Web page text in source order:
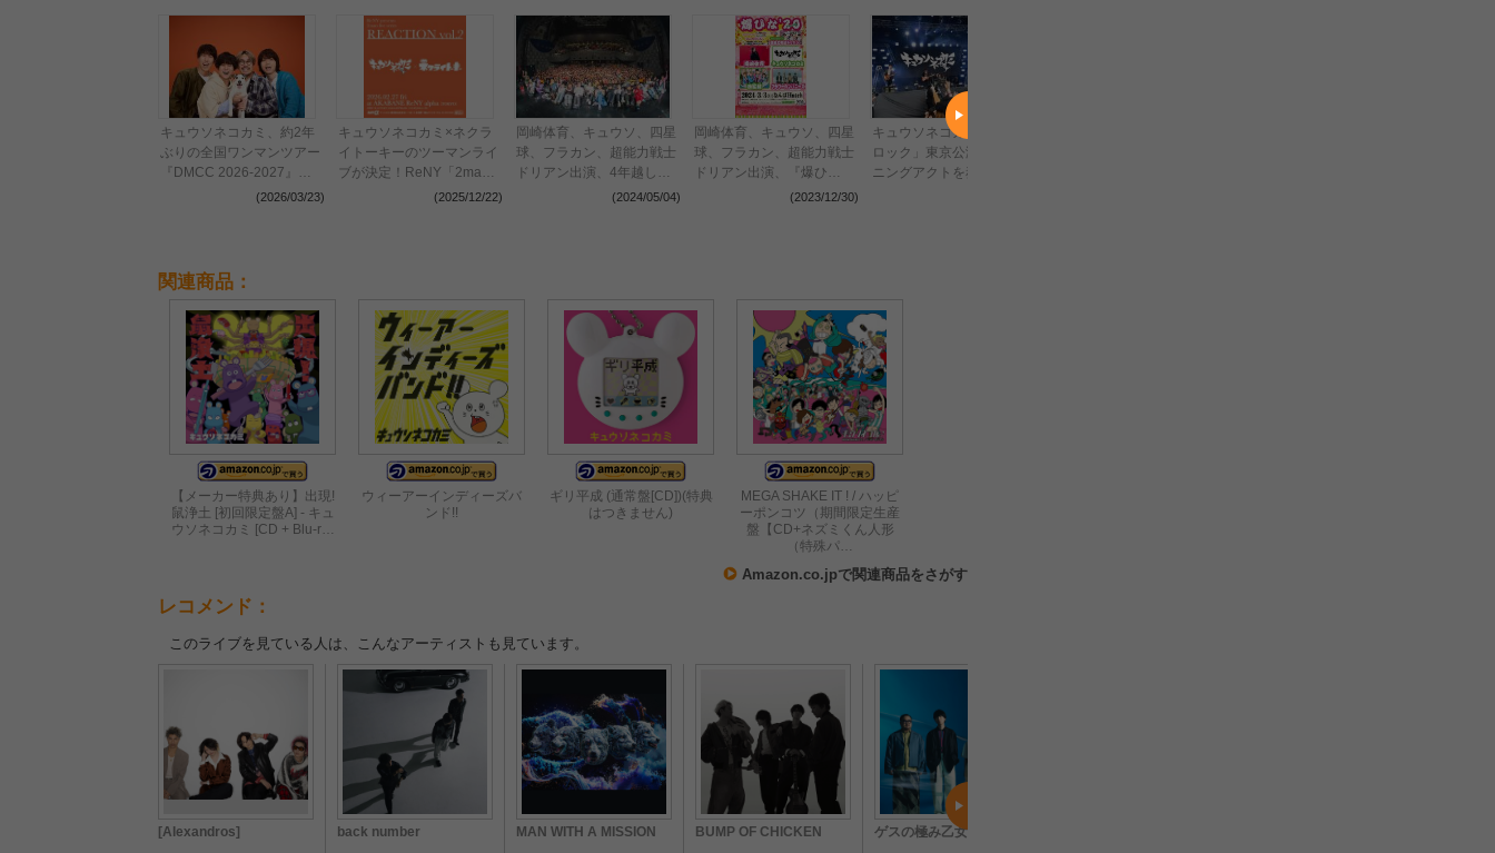
キュウソネコカミ、約2年
ぶりの全国ワンマンツアー
『DMCC 2026-2027』開
(2026/03/23)
キュウソネコカミ×ネクラ
イトーキーのツーマンライ
ブが決定！ReNY「2man
live seriesREACTION」第
(2025/12/22)
岡崎体育、キュウソ、四星
球、フラカン、超能力戦士
ドリアン出演、4年越しの
リベンジ『爆ひな’20』振
(2024/05/04)
岡崎体育、キュウソ、四星
球、フラカン、超能力戦士
ドリアン出演、『爆ひ
な’20』4年越しにリベンジ
(2023/12/30)
キュウソネコカミが「メト
ロック」東京公演でオープ
ニングアクトを務める！＜
関連商品：
【メーカー特典あり】出現!
鼠浄土 [初回限定盤A] - キュ
ウソネコカミ [CD + Blu-r…
ウィーアーインディーズバ
ンド!!
ギリ平成 (通常盤[CD])(特典
はつきません)
MEGA SHAKE IT ! / ハッピ
ーポンコツ（期間限定生産
盤【CD+ネズミくん人形
（特殊パ…
Amazon.co.jpで関連商品をさがす
レコメンド：
このライブを見ている人は、こんなアーティストも見ています。
[Alexandros] back number MAN WITH A MISSION BUMP OF CHICKEN ゲスの極み乙女。